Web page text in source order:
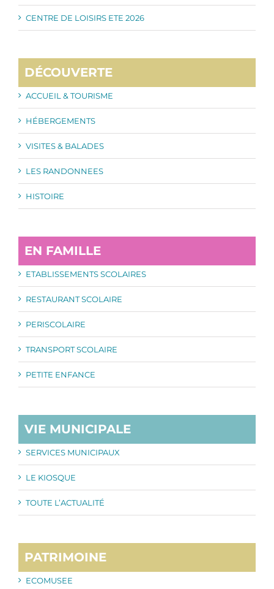
CENTRE DE LOISIRS ETE 2026
DÉCOUVERTE
ACCUEIL & TOURISME
HÉBERGEMENTS
VISITES & BALADES
LES RANDONNEES
HISTOIRE
EN FAMILLE
ETABLISSEMENTS SCOLAIRES
RESTAURANT SCOLAIRE
PERISCOLAIRE
TRANSPORT SCOLAIRE
PETITE ENFANCE
VIE MUNICIPALE
SERVICES MUNICIPAUX
LE KIOSQUE
TOUTE L’ACTUALITÉ
PATRIMOINE
ECOMUSEE